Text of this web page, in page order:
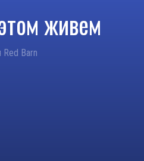
живем
Red Barn